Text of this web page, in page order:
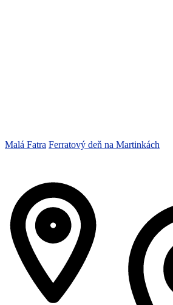
Malá Fatra Ferratový deň na Martinkách